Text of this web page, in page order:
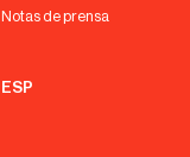
Notas de prensa
ESP